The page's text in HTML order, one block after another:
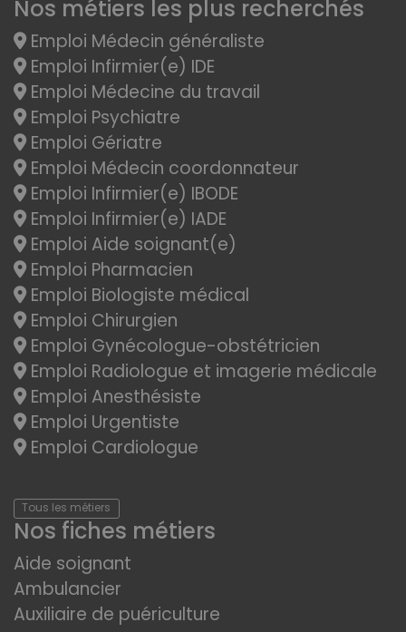
Nos métiers les plus recherchés
Emploi Médecin généraliste
Emploi Infirmier(e) IDE
Emploi Médecine du travail
Emploi Psychiatre
Emploi Gériatre
Emploi Médecin coordonnateur
Emploi Infirmier(e) IBODE
Emploi Infirmier(e) IADE
Emploi Aide soignant(e)
Emploi Pharmacien
Emploi Biologiste médical
Emploi Chirurgien
Emploi Gynécologue-obstétricien
Emploi Radiologue et imagerie médicale
Emploi Anesthésiste
Emploi Urgentiste
Emploi Cardiologue
Tous les métiers
Nos fiches métiers
Aide soignant
Ambulancier
Auxiliaire de puériculture